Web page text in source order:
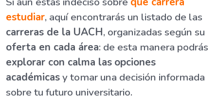
estudiar, aquí encontrarás un listado de las
carreras de la UACH, organizadas según su
oferta en cada área: de esta manera podrás
explorar con calma las opciones
académicasy tomar una decisión informada
sobre tu futuro universitario.